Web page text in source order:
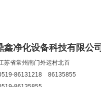
鑫净化设备科技有限公司
省常州南门外运村北首
86131218 86135855